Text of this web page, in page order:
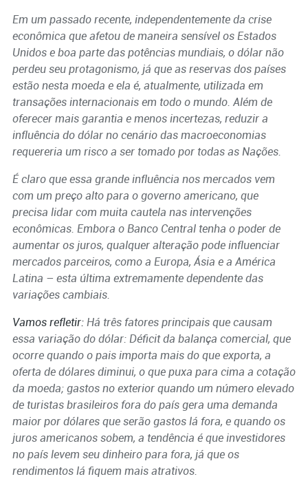
Em um passado recente, independentemente da crise
econômica que afetou de maneira sensível os Estados
Unidos e boa parte das potências mundiais, o dólar não
perdeu seu protagonismo, já que as reservas dos países
estão nesta moeda e ela é, atualmente, utilizada em
transações internacionais em todo o mundo. Além de
oferecer mais garantia e menos incertezas, reduzir a
influência do dólar no cenário das macroeconomias
requereria um risco a ser tomado por todas as Nações.
É claro que essa grande influência nos mercados vem
com um preço alto para o governo americano, que
precisa lidar com muita cautela nas intervenções
econômicas. Embora o Banco Central tenha o poder de
aumentar os juros, qualquer alteração pode influenciar
mercados parceiros, como a Europa, Ásia e a América
Latina – esta última extremamente dependente das
variações cambiais.
Vamos refletir:Há três fatores principais que causam
essa variação do dólar: Déficit da balança comercial, que
ocorre quando o pais importa mais do que exporta, a
oferta de dólares diminui, o que puxa para cima a cotação
da moeda; gastos no exterior quando um número elevado
de turistas brasileiros fora do país gera uma demanda
maior por dólares que serão gastos lá fora, e quando os
juros americanos sobem, a tendência é que investidores
no país levem seu dinheiro para fora, já que os
rendimentos lá fiquem mais atrativos.